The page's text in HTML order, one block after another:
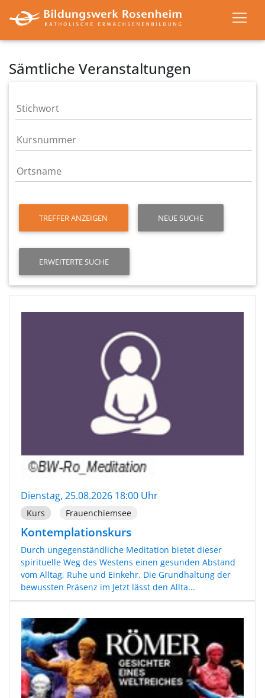
Sämtliche Veranstaltungen
TREFFER ANZEIGEN NEUE SUCHE
ERWEITERTE SUCHE
Dienstag, 25.08.2026 18:00 Uhr
Kurs Frauenchiemsee
Kontemplationskurs
Durch ungegenständliche Meditation bietet dieser
spirituelle Weg des Westens einen gesunden Abstand
vom Alltag, Ruhe und Einkehr. Die Grundhaltung der
bewussten Präsenz im Jetzt lässt den Allta...